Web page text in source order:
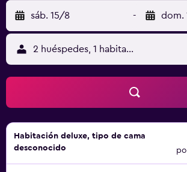
sirve comida india, china y continental.
servicio de habitaciones.
sáb. 15/8 - dom.
2 huéspedes, 1 habitación
Habitación deluxe, tipo de cama
desconocido